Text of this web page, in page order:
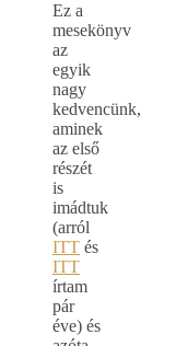
Ez a
mesekönyv
az
egyik
nagy
kedvencünk,
aminek
az első
részét
is
imádtuk
(arról
ITT és
ITT
írtam
pár
éve) és